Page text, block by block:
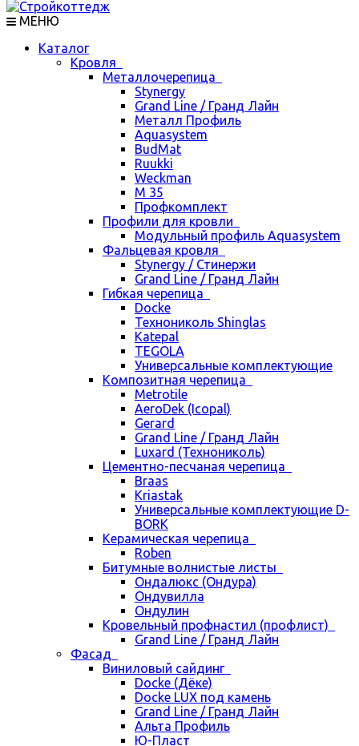
МЕНЮ
Каталог
Кровля
Металлочерепица
Stynergy
Grand Line / Гранд Лайн
Металл Профиль
Aquasystem
BudMat
Ruukki
Weckman
М 35
Профкомплект
Профили для кровли
Модульный профиль Aquasystem
Фальцевая кровля
Stynergy / Стинержи
Grand Line / Гранд Лайн
Гибкая черепица
Docke
Технониколь Shinglas
Katepal
TEGOLA
Универсальные комплектующие
Композитная черепица
Metrotile
AeroDek (Icopal)
Gerard
Grand Line / Гранд Лайн
Luxard (Технониколь)
Цементно-песчаная черепица
Braas
Kriastak
Универсальные комплектующие D-
BORK
Керамическая черепица
Roben
Битумные волнистые листы
Ондалюкс (Ондура)
Ондувилла
Ондулин
Кровельный профнастил (профлист)
Grand Line / Гранд Лайн
Фасад
Виниловый сайдинг
Docke (Дёке)
Docke LUX под камень
Grand Line / Гранд Лайн
Альта Профиль
Ю-Пласт